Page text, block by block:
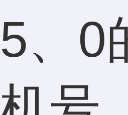
5、0